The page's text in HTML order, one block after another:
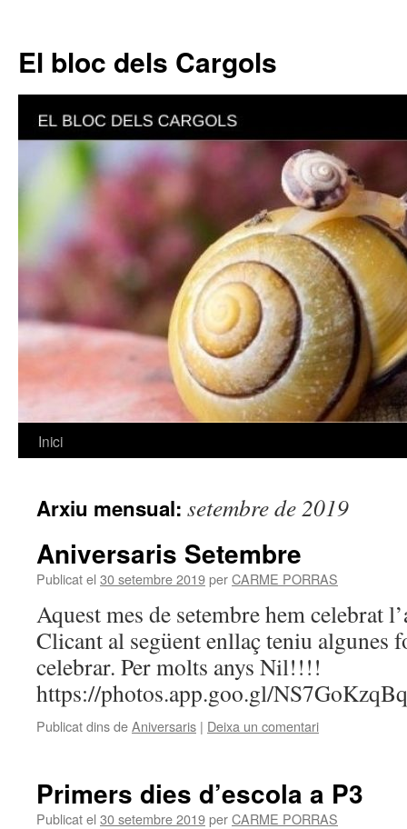
El bloc dels Cargols
Vés
contingut
Inici
Arxiu mensual: setembre de 2019
Aniversaris Setembre
Publicat el 30 setembre 2019perCARME PORRAS
Aquest mes de setembre hem celebrat
Clicant al següent enllaç teniu algunes
celebrar. Per molts anys Nil!!!!
https://photos.app.goo.gl/
Publicat dins deAniversaris | Deixa un comentari
Primers dies d’escola a P3
Publicat el 30 setembre 2019perCARME PORRAS